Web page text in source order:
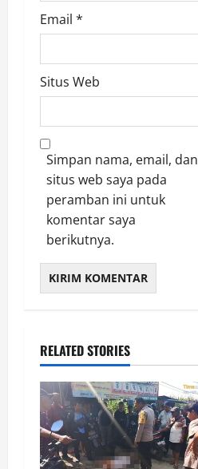
Email *
Situs Web
Simpan nama, email, dan
situs web saya pada
peramban ini untuk
komentar saya
berikutnya.
RELATED STORIES